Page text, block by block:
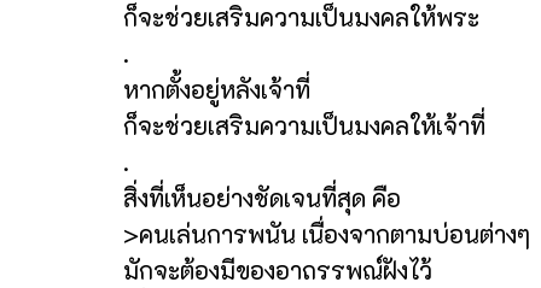
ก็จะช่วยเสริมความเป็นมงคลให้พระ
.
หากตั้งอยู่หลังเจ้าที่
ก็จะช่วยเสริมความเป็นมงคลให้เจ้าที่
.
สิ่งที่เห็นอย่างชัดเจนที่สุด คือ
>คนเล่นการพนัน เนื่องจากตามบ่อนต่างๆ
มักจะต้องมีของอาถรรพณ์ฝังไว้